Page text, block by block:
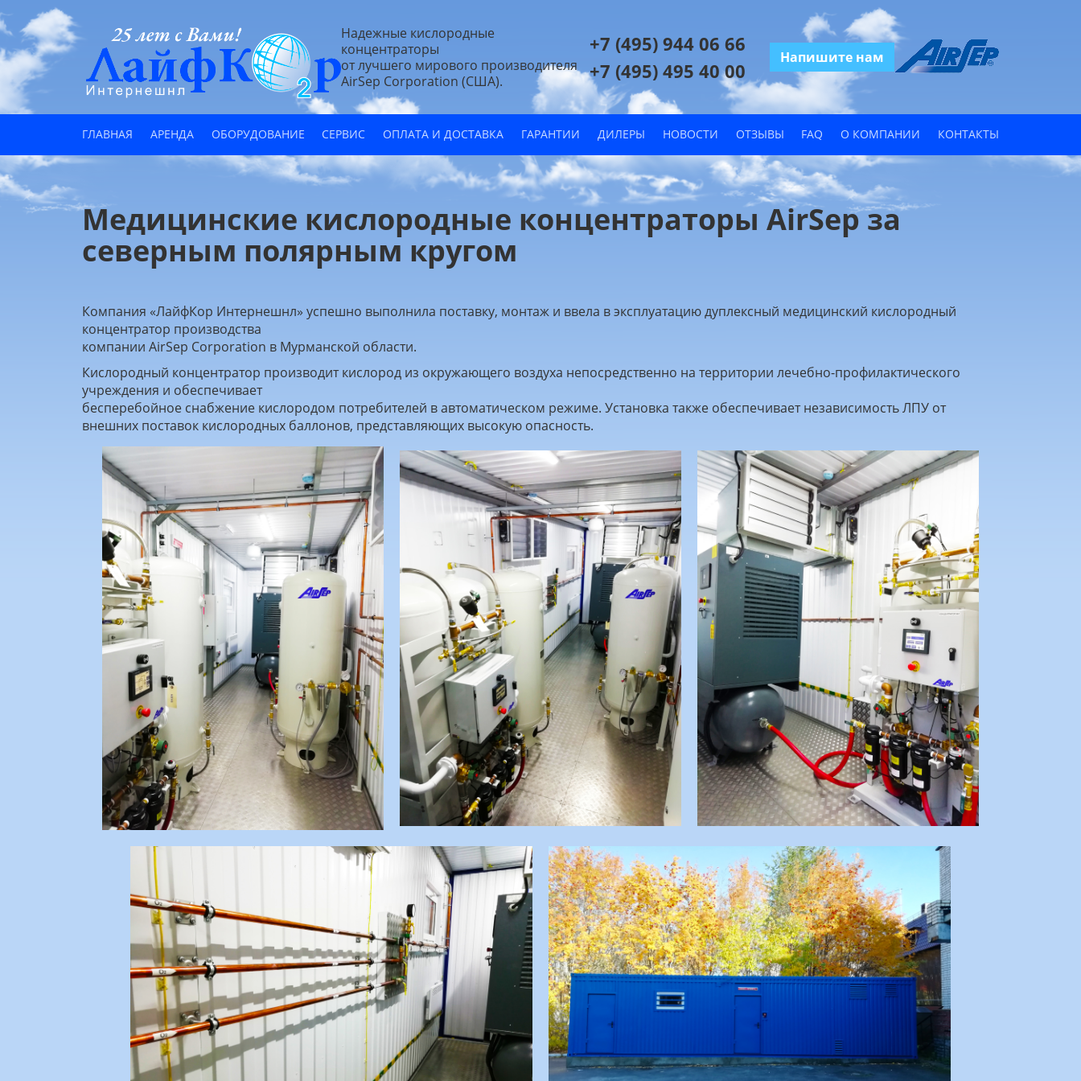
Надежные кислородные
концентраторы
от лучшего мирового производителя
AirSep Corporation (США).
+7 (495) 944 06 66
+7 (495) 495 40 00
Напишите нам
ГЛАВНАЯ АРЕНДА ОБОРУДОВАНИЕ СЕРВИС ОПЛАТА И ДОСТАВКА ГАРАНТИИ ДИЛЕРЫ НОВОСТИ ОТЗЫВЫ FAQ О КОМПАНИИ КОНТАКТЫ
Медицинские кислородные концентраторы AirSep за
северным полярным кругом
Компания «ЛайфКор Интернешнл» успешно выполнила поставку, монтаж и ввела в эксплуатацию дуплексный медицинский кислородный
концентратор производства
компании AirSep Corporation в Мурманской области.
Кислородный концентратор производит кислород из окружающего воздуха непосредственно на территории лечебно-профилактического
учреждения и обеспечивает
бесперебойное снабжение кислородом потребителей в автоматическом режиме. Установка также обеспечивает независимость ЛПУ от
внешних поставок кислородных баллонов, представляющих высокую опасность.